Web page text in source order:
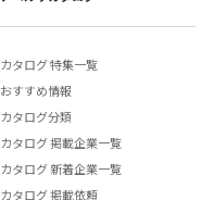
カタログ 特集一覧
おすすめ情報
カタログ分類
カタログ 掲載企業一覧
カタログ 新着企業一覧
カタログ 掲載依頼